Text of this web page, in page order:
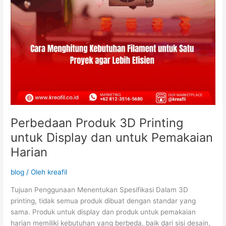
Perbedaan Produk 3D Printing
untuk Display dan untuk Pemakaian
Harian
blog / Oleh kreafil
Tujuan Penggunaan Menentukan Spesifikasi Dalam 3D
printing, tidak semua produk dibuat dengan standar yang
sama. Produk untuk display dan produk untuk pemakaian
harian memiliki kebutuhan yang berbeda, baik dari sisi desain,
Harian